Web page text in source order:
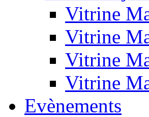
Vitrine
Vitrine
Vitrine
Vitrine
Evènements